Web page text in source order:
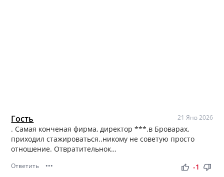
Гость 21 Янв 2026
. Самая конченая фирма, директор ***.в Броварах,
приходил стажироваться..никому не советую просто
отношение. Отвратительнок…
Ответить ••• thumb_up thumb_down
-1